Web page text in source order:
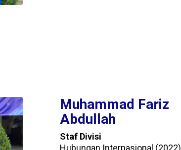
Muhammad Fariz
Abdullah
Staf Divisi
Hubungan Internasional (2022)